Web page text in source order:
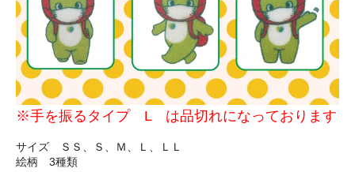
※手を振るタイプ L は品切れになっております
サイズ ＳＳ、Ｓ、Ｍ、Ｌ、ＬＬ
絵柄 3種類